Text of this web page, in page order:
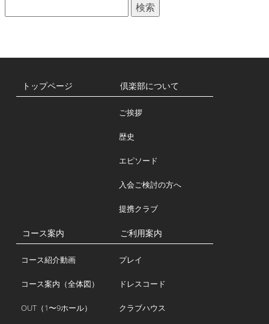
索:
トップページ 倶楽部について
ご挨拶
歴史
エピソード
入会ご検討の方へ
提携クラブ
コース案内
コース紹介動画
コース案内（全体図）
OUT（1〜9ホール）
ご利用案内
プレイ
ドレスコード
クラブハウス